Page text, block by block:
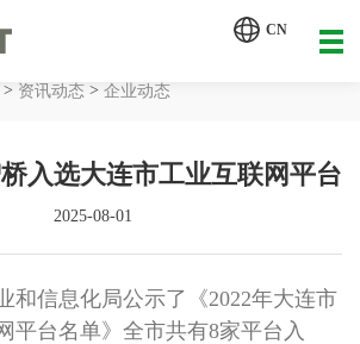
CN
> 资讯动态 > 企业动态
入选大连市工业互联网平台
2025-08-01
和信息化局公示了《2022年大连市
平台名单》全市共有8家平台入
能体重塑企业运营管理.pdf】
情致电 400-107-7178